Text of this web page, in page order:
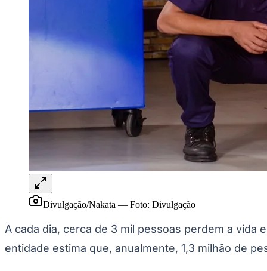
Hub de Negócios
Agenda de Vestibulares
Concursos
Panorama Econômico
Para Sua Empresa
Anuncie no Portal
Verificar EmpresaNovo
Publicidade Legal
NBA
NFL
Divulgação/Nakata — Foto: Divulgação
A cada dia, cerca de 3 mil pessoas perdem a vida
entidade estima que, anualmente, 1,3 milhão de